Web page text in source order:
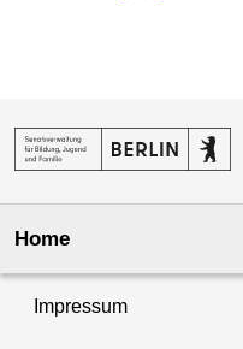
Home
Impressum